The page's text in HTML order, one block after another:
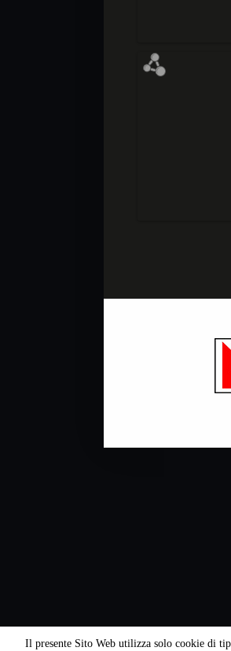
Il presente Sito Web utilizza solo cookie di